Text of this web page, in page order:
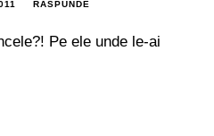
RĂSPUNDE
Pe ele unde le-ai